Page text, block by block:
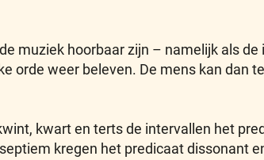
muziek hoorbaar zijn – namelijk als
orde weer beleven. De mens kan dan
kwart en terts de intervallen het
kregen het predicaat dissonant